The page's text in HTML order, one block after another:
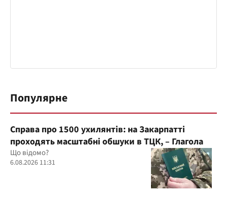
Популярне
Справа про 1500 ухилянтів: на Закарпатті
проходять масштабні обшуки в ТЦК, – Глагола
Що відомо?
6.08.2026 11:31